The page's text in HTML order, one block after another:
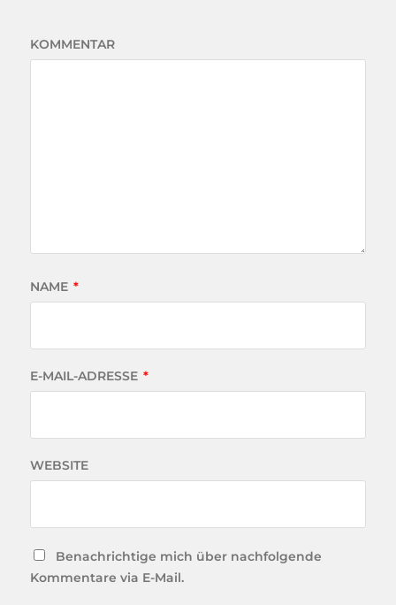
KOMMENTAR
NAME *
E-MAIL-ADRESSE *
WEBSITE
Benachrichtige mich über nachfolgende
Kommentare via E-Mail.